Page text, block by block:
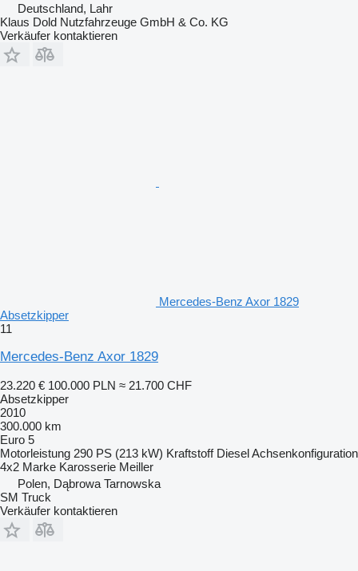
Deutschland, Lahr
Klaus Dold Nutzfahrzeuge GmbH & Co. KG
Verkäufer kontaktieren
Mercedes-Benz Axor 1829
Absetzkipper
11
Mercedes-Benz Axor 1829
23.220 € 100.000 PLN ≈ 21.700 CHF
Absetzkipper
2010
300.000 km
Euro 5
Motorleistung 290 PS (213 kW) Kraftstoff DieselAchsenkonfiguration
4x2 Marke Karosserie Meiller
Polen, Dąbrowa Tarnowska
SM Truck
Verkäufer kontaktieren